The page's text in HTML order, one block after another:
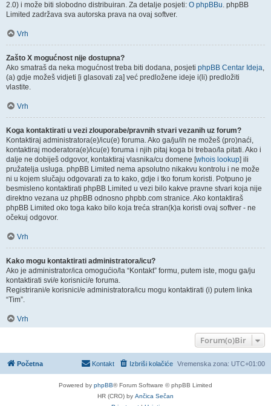
2.0) i može biti slobodno distribuiran. Za detalje posjeti: O phpBBu. phpBB
Limited zadržava sva autorska prava na ovaj softver.
Vrh
Zašto X mogućnost nije dostupna?
Ako smatraš da neka mogućnost treba biti dodana, posjeti phpBB Centar Ideja,
(a) gdje možeš vidjeti [i glasovati za] već predložene ideje i(li) predložiti
vlastite.
Vrh
Koga kontaktirati u vezi zlouporabe/pravnih stvari vezanih uz forum?
Kontaktiraj administratora(e)/icu(e) foruma. Ako ga/ju/ih ne možeš (pro)naći,
kontaktiraj moderatora(e)/icu(e) foruma i njih pitaj koga bi trebao/la pitati. Ako i
dalje ne dobiješ odgovor, kontaktiraj vlasnika/cu domene [whois lookup] ili
pružatelja usluga. phpBB Limited nema apsolutno nikakvu kontrolu i ne može
ni u kojem slučaju odgovarati za to kako, gdje i tko forum koristi. Potpuno je
besmisleno kontaktirati phpBB Limited u vezi bilo kakve pravne stvari koja nije
direktno vezana uz phpBB odnosno phpbb.com stranice. Ako kontaktiraš
phpBB Limited oko toga kako bilo koja treća stran(k)a koristi ovaj softver - ne
očekuj odgovor.
Vrh
Kako mogu kontaktirati administratora/icu?
Ako je administrator/ica omogućio/la “Kontakt” formu, putem iste, mogu ga/ju
kontaktirati svi/e korisnici/e foruma.
Registrirani/e korisnici/e administratora/icu mogu kontaktirati (i) putem linka
“Tim”.
Vrh
Forum(o)Bir
Početna Vremenska zona: UTC+01:00
Izbriši kolačiće
Kontakt
Powered by phpBB® Forum Software © phpBB Limited
HR (CRO) by Ančica Sečan